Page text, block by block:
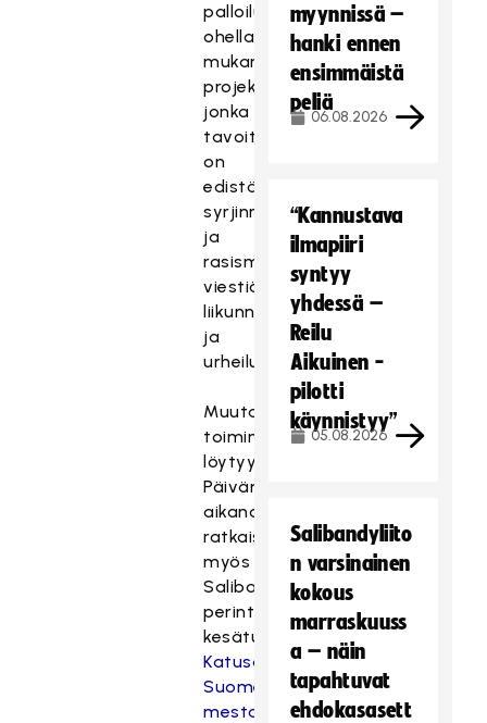
palloilulajien
ohella
mukana
projektissa,
jonka
tavoitteena
on
edistää
syrjinnän-
ja
rasisminvastaista
viestiä
liikunnassa
ja
urheilussa.
Muutakin
toimintaa
löytyy.
Päivän
aikana
ratkaistaan
myös
Salibandyliiton
perinteisen
kesätuotteen
Katusählyn
Suomen
mestaruudet.
myynnissä –
hanki ennen
ensimmäistä
peliä
06.08.2026
“Kannustava
ilmapiiri
syntyy
yhdessä –
Reilu
Aikuinen -
pilotti
käynnistyy”
05.08.2026
Salibandyliito
n varsinainen
kokous
marraskuuss
a – näin
tapahtuvat
ehdokasasett